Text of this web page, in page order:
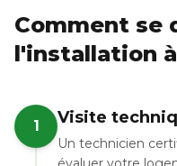
Comment se
l'installation
1 Visite
Un technicien